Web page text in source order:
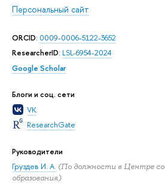
Персональный сайт
ORCID: 0009-0006-5122-3652
ResearcherID: LSL-6954-2024
Google Scholar
Блоги и соц. сети
VK
ResearchGate
Руководители
Груздев И. А. (По должности в Центре
образования)